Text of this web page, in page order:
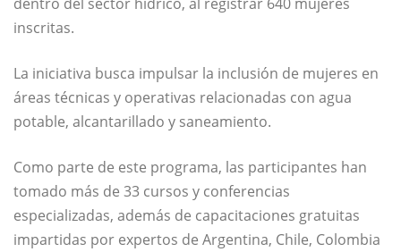
inscritas.
La iniciativa busca impulsar la inclusión de mujeres en
áreas técnicas y operativas relacionadas con agua
potable, alcantarillado y saneamiento.
Como parte de este programa, las participantes han
tomado más de 33 cursos y conferencias
especializadas, además de capacitaciones gratuitas
impartidas por expertos de Argentina, Chile, Colombia